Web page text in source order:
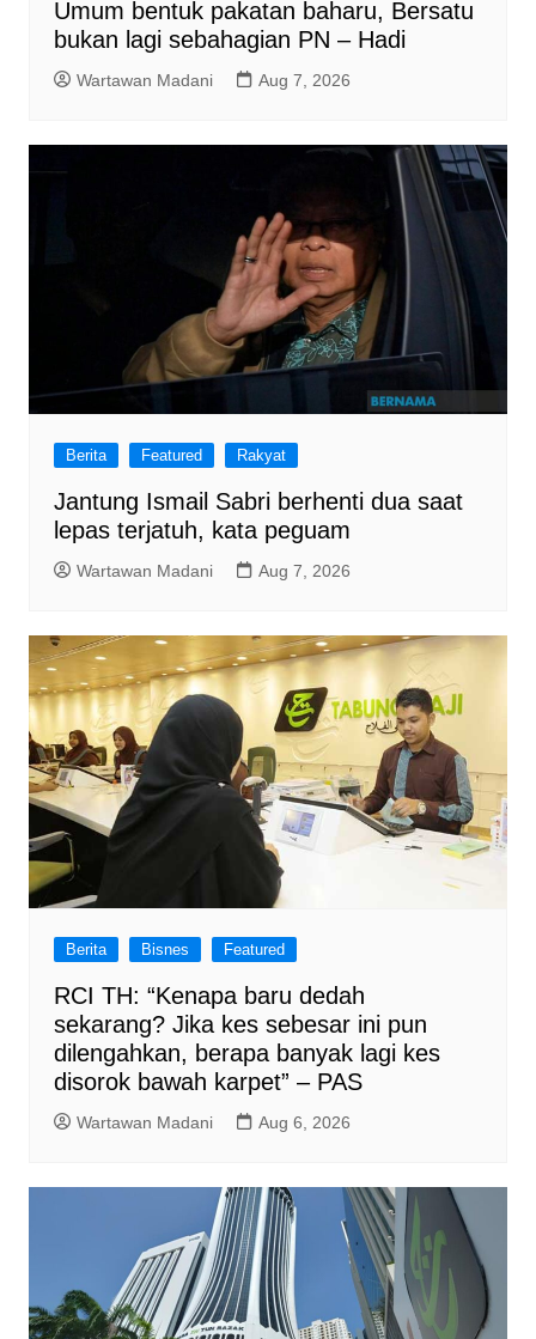
Umum bentuk pakatan baharu, Bersatu
bukan lagi sebahagian PN – Hadi
Wartawan Madani Aug 7, 2026
Berita Featured Rakyat
Jantung Ismail Sabri berhenti dua saat
lepas terjatuh, kata peguam
Wartawan Madani Aug 7, 2026
Berita Bisnes Featured
RCI TH: “Kenapa baru dedah
sekarang? Jika kes sebesar ini pun
dilengahkan, berapa banyak lagi kes
disorok bawah karpet” – PAS
Wartawan Madani Aug 6, 2026